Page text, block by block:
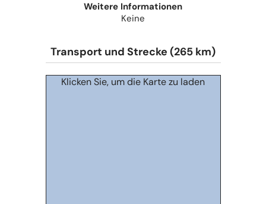
Weitere Informationen
Keine
Transport und Strecke (265 km)
Klicken Sie, um die Karte zu laden